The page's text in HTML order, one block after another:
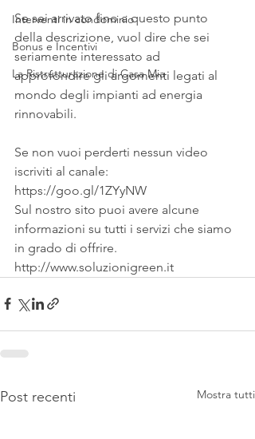
Interventi in condominio
Bonus e Incentivi
La Ristrutturazione di Casa Mia
Se sei arrivato fino a questo punto
della descrizione, vuol dire che sei
seriamente interessato ad
approfondire gli argomenti legati al
mondo degli impianti ad energia
rinnovabili.
Se non vuoi perderti nessun video
iscriviti al canale:
https://goo.gl/1ZYyNW
Sul nostro sito puoi avere alcune
informazioni su tutti i servizi che siamo
in grado di offrire.
http://www.soluzionigreen.it
Post recenti Mostra tutti